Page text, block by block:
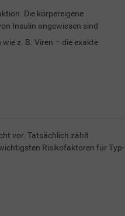
Die körpereigene
Insulin angewiesen sind
z. B. Viren – die exakte
vor. Tatsächlich zählt
Risikofaktoren für Typ-